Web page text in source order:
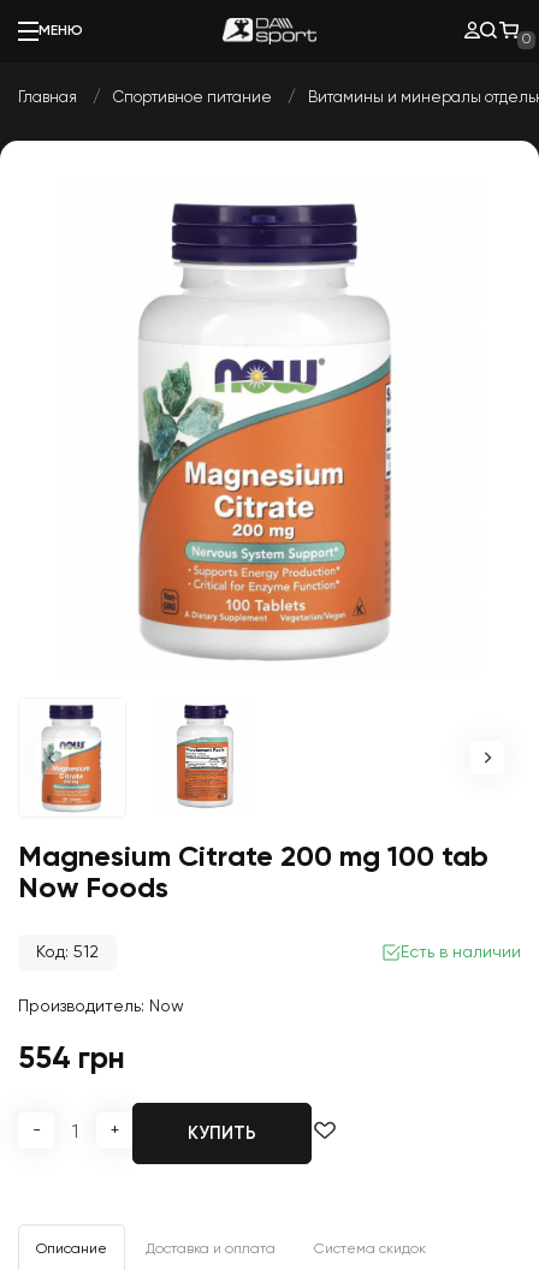
МЕНЮ
0
Главная Спортивное питание Витамины и минералы
Magnesium Citrate 200 mg 100 tab
Now Foods
Код: 512 Есть в наличии
Производитель: Now
554 грн
- + КУПИТЬ
Описание Доставка и оплата Система скидок